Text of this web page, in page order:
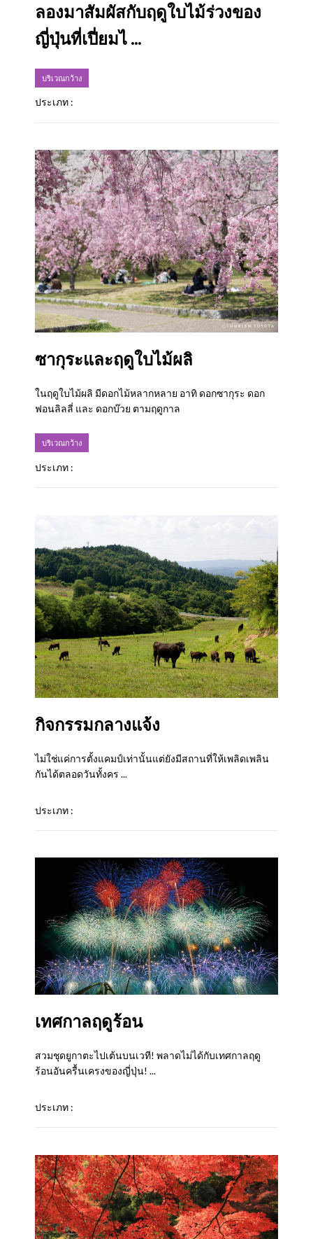
ลองมาสัมผัสกับฤดูใบไม้ร่วงของ
ญี่ปุ่นที่เปี่ยมไ ...
บริเวณกว้าง
ประเภท :
ซากุระและฤดูใบไม้ผลิ
ในฤดูใบไม้ผลิ มีดอกไม้หลากหลาย อาทิ ดอกซากุระ ดอก
ฟอนลิลลี่ และ ดอกบ๊วย ตามฤดูกาล
บริเวณกว้าง
ประเภท :
กิจกรรมกลางแจ้ง
ไม่ใช่แค่การตั้งแคมป์เท่านั้นแต่ยังมีสถานที่ให้เพลิดเพลิน
กันได้ตลอดวันทั้งคร ...
ประเภท :
เทศกาลฤดูร้อน
สวมชุดยูกาตะไปเต้นบนเวที! พลาดไม่ได้กับเทศกาลฤดู
ร้อนอันครื้นเครงของญี่ปุ่น! ...
ประเภท :